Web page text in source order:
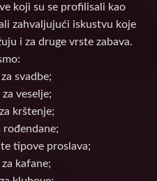
koji su se profilisali kao
zahvaljujući iskustvu koje
i za druge vrste zabava.
svadbe;
veselje;
krštenje;
rođendane;
tipove proslava;
kafane;